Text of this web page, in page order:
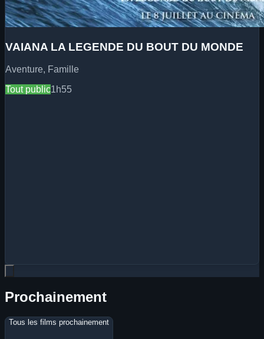
VAIANA LA LEGENDE DU BOUT DU MONDE
Aventure, Famille
Tout public1h55
Prochainement
Tous les films prochainement